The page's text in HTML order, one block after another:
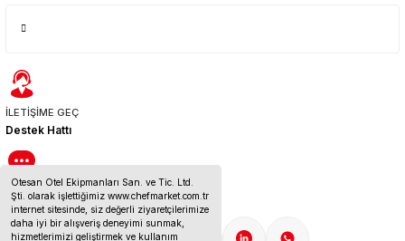
Otesan Otel Ekipmanları San. ve Tic. Ltd.
Şti. olarak işlettiğimiz www.chefmarket.com.tr
internet sitesinde, siz değerli ziyaretçilerimize
daha iyi bir alışveriş deneyimi sunmak,
hizmetlerimizi geliştirmek ve kullanım
İLETİŞİME GEÇ
Destek Hattı
BİZE ULAŞIN
İletişim Bilgileri